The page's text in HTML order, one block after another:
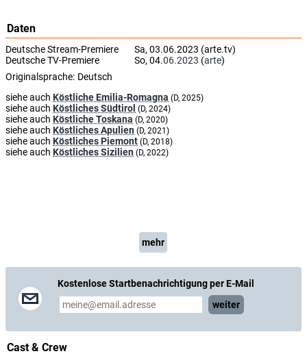
Daten
Deutsche Stream-Premiere
Sa, 03.06.2023 (arte.tv)
Deutsche TV-Premiere
So, 04.06.2023 (arte)
Originalsprache: Deutsch
siehe auch Köstliche Emilia-Romagna (D, 2025)
siehe auch Köstliches Südtirol (D, 2024)
siehe auch Köstliche Toskana (D, 2020)
siehe auch Köstliches Apulien (D, 2021)
siehe auch Köstliches Piemont (D, 2018)
siehe auch Köstliches Sizilien (D, 2022)
mehr
Kostenlose Startbenachrichtigung per E-Mail
weiter
Cast & Crew